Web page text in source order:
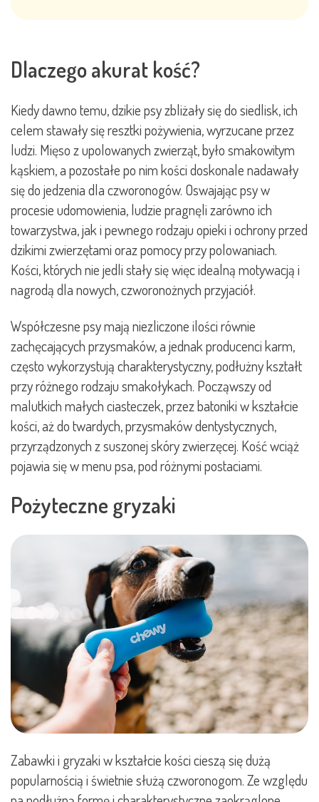
Dlaczego akurat kość?
Kiedy dawno temu, dzikie psy zbliżały się do siedlisk, ich
celem stawały się resztki pożywienia, wyrzucane przez
ludzi. Mięso z upolowanych zwierząt, było smakowitym
kąskiem, a pozostałe po nim kości doskonale nadawały
się do jedzenia dla czworonogów. Oswajając psy w
procesie udomowienia, ludzie pragnęli zarówno ich
towarzystwa, jak i pewnego rodzaju opieki i ochrony przed
dzikimi zwierzętami oraz pomocy przy polowaniach.
Kości, których nie jedli stały się więc idealną motywacją i
nagrodą dla nowych, czworonożnych przyjaciół.
Współczesne psy mają niezliczone ilości równie
zachęcających przysmaków, a jednak producenci karm,
często wykorzystują charakterystyczny, podłużny kształt
przy różnego rodzaju smakołykach. Począwszy od
malutkich małych ciasteczek, przez batoniki w kształcie
kości, aż do twardych, przysmaków dentystycznych,
przyrządzonych z suszonej skóry zwierzęcej. Kość wciąż
pojawia się w menu psa, pod różnymi postaciami.
Pożyteczne gryzaki
Zabawki i gryzaki w kształcie kości cieszą się dużą
popularnością i świetnie służą czworonogom. Ze względu